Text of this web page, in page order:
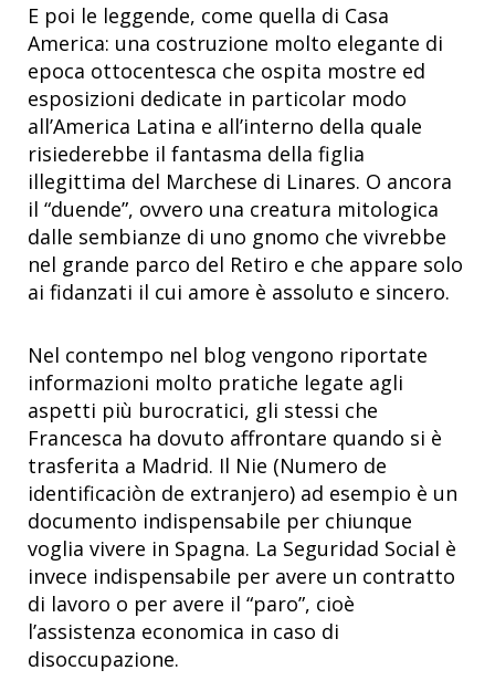
E poi le leggende, come quella di Casa
America: una costruzione molto elegante di
epoca ottocentesca che ospita mostre ed
esposizioni dedicate in particolar modo
all’America Latina e all’interno della quale
risiederebbe il fantasma della figlia
illegittima del Marchese di Linares. O ancora
il “duende”, ovvero una creatura mitologica
dalle sembianze di uno gnomo che vivrebbe
nel grande parco del Retiro e che appare solo
ai fidanzati il cui amore è assoluto e sincero.
Nel contempo nel blog vengono riportate
informazioni molto pratiche legate agli
aspetti più burocratici, gli stessi che
Francesca ha dovuto affrontare quando si è
trasferita a Madrid. Il Nie (Numero de
identificaciòn de extranjero) ad esempio è un
documento indispensabile per chiunque
voglia vivere in Spagna. La Seguridad Social è
invece indispensabile per avere un contratto
di lavoro o per avere il “paro”, cioè
l’assistenza economica in caso di
disoccupazione.